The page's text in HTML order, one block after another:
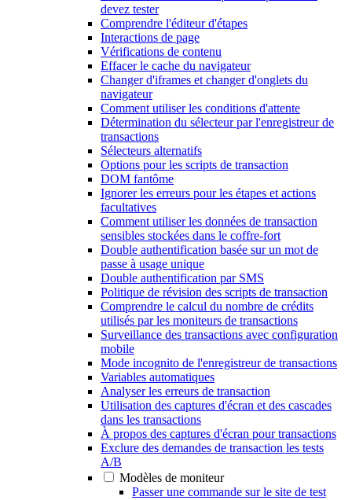
devez tester
Comprendre l'éditeur d'étapes
Interactions de page
Vérifications de contenu
Effacer le cache du navigateur
Changer d'iframes et changer d'onglets du
navigateur
Comment utiliser les conditions d'attente
Détermination du sélecteur par l'enregistreur de
transactions
Sélecteurs alternatifs
Options pour les scripts de transaction
DOM fantôme
Ignorer les erreurs pour les étapes et actions
facultatives
Comment utiliser les données de transaction
sensibles stockées dans le coffre-fort
Double authentification basée sur un mot de
passe à usage unique
Double authentification par SMS
Politique de révision des scripts de transaction
Comprendre le calcul du nombre de crédits
utilisés par les moniteurs de transactions
Surveillance des transactions avec configuration
mobile
Mode incognito de l'enregistreur de transactions
Variables automatiques
Analyser les erreurs de transaction
Utilisation des captures d'écran et des cascades
dans les transactions
À propos des captures d'écran pour transactions
Exclure des demandes de transaction les tests
A/B
Modèles de moniteur
Passer une commande sur le site de test